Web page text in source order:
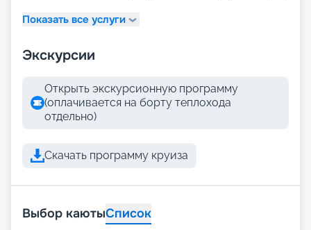
Показать все услуги
Экскурсии
Открыть экскурсионную программу
(оплачивается на борту теплохода
отдельно)
Скачать программу круиза
Выбор каютыСписок